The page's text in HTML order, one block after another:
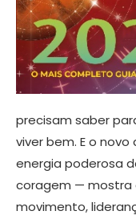
precisam saber
viver bem. E o
energia poderosa
coragem — mostra
movimento,